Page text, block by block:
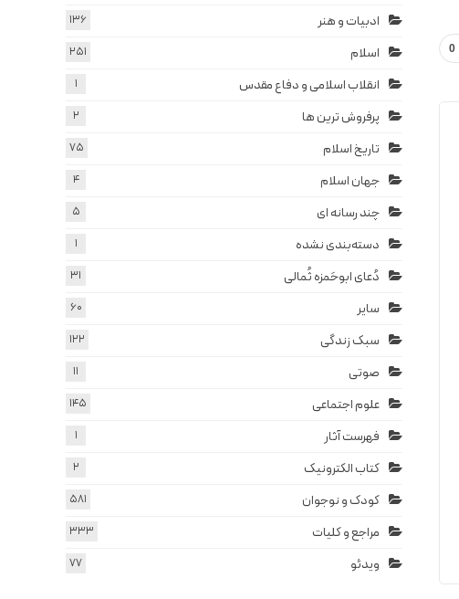
0
ادبیات و هنر 136
اسلام 251
انقلاب اسلامی و دفاع مقدس 1
پرفروش ترین ها 2
تاریخ اسلام 75
جهان اسلام 4
چند رسانه ای 5
دسته‌بندی نشده 1
دُعای ابوحَمزه ثُمالی 31
سایر 60
سبک زندگی 122
صوتی 11
علوم اجتماعی 145
فهرست آثار 1
کتاب الکترونیک 2
کودک و نوجوان 581
مراجع و کلیات 333
ویدئو 77